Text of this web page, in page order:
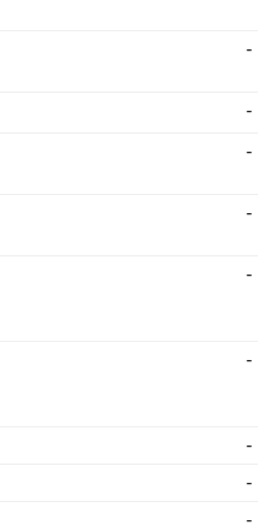
-
-
-
-
-
-
-
-
-